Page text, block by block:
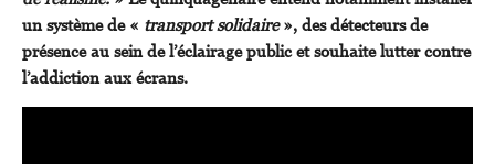
un système de « transport solidaire», des détecteurs de
présence au sein de l’éclairage public et souhaite lutter contre
l’addiction aux écrans.